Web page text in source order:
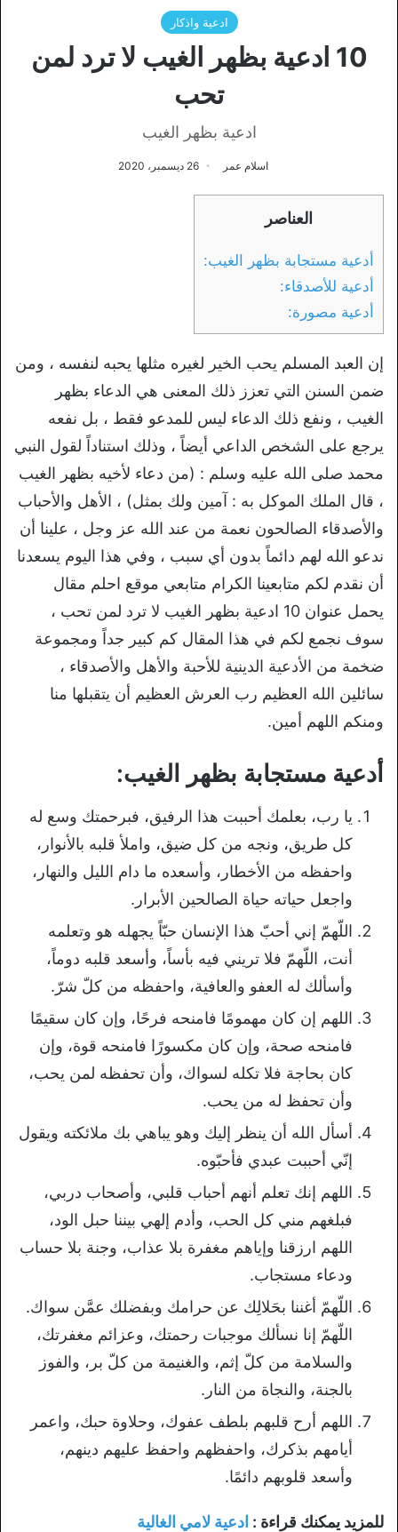
ادعية واذكار
10 ادعية بظهر الغيب لا ترد لمن
تحب
ادعية بظهر الغيب
اسلام عمر 26 ديسمبر، 2020
العناصر
أدعية مستجابة بظهر الغيب:
أدعية للأصدقاء:
أدعية مصورة:
إن العبد المسلم يحب الخير لغيره مثلها يحبه لنفسه ، ومن
ضمن السنن التي تعزز ذلك المعنى هي الدعاء بظهر
الغيب ، ونفع ذلك الدعاء ليس للمدعو فقط ، بل نفعه
يرجع على الشخص الداعي أيضاً ، وذلك استناداً لقول النبي
محمد صلى الله عليه وسلم : (من دعاء لأخيه بظهر الغيب
، قال الملك الموكل به : آمين ولك بمثل) ، الأهل والأحباب
والأصدقاء الصالحون نعمة من عند الله عز وجل ، علينا أن
ندعو الله لهم دائماً بدون أي سبب ، وفي هذا اليوم يسعدنا
أن نقدم لكم متابعينا الكرام متابعي موقع احلم مقال
يحمل عنوان 10 ادعية بظهر الغيب لا ترد لمن تحب ،
سوف نجمع لكم في هذا المقال كم كبير جداً ومجموعة
ضخمة من الأدعية الدينية للأحبة والأهل والأصدقاء ،
سائلين الله العظيم رب العرش العظيم أن يتقبلها منا
ومنكم اللهم أمين.
أدعية مستجابة بظهر الغيب:
يا رب، بعلمك أحببت هذا الرفيق، فبرحمتك وسع له
كل طريق، ونجه من كل ضيق، واملأ قلبه بالأنوار،
واحفظه من الأخطار، وأسعده ما دام الليل والنهار،
واجعل حياته حياة الصالحين الأبرار.
اللّهمّ إني أحبّ هذا الإنسان حبّاً يجهله هو وتعلمه
أنت، اللّهمّ فلا تريني فيه بأساً، وأسعد قلبه دوماً،
وأسألك له العفو والعافية، واحفظه من كلّ شرّ.
اللهم إن كان مهمومًا فامنحه فرحًا، وإن كان سقيمًا
فامنحه صحة، وإن كان مكسورًا فامنحه قوة، وإن
كان بحاجة فلا تكله لسواك، وأن تحفظه لمن يحب،
وأن تحفظ له من يحب.
أسأل الله أن ينظر إليك وهو يباهي بك ملائكته ويقول
إنّي أحببت عبدي فأحبّوه.
اللهم إنك تعلم أنهم أحباب قلبي، وأصحاب دربي،
فبلغهم مني كل الحب، وأدم إلهي بيننا حبل الود،
اللهم ارزقنا وإياهم مغفرة بلا عذاب، وجنة بلا حساب
ودعاء مستجاب.
اللّهمّ أغننا بحَلالِك عن حرامك وبفضلك عمَّن سواك.
اللّهمّ إنا نسألك موجبات رحمتك، وعزائم مغفرتك،
والسلامة من كلّ إثم، والغنيمة من كلّ بر، والفوز
بالجنة، والنجاة من النار.
اللهم أرح قلبهم بلطف عفوك، وحلاوة حبك، واعمر
أيامهم بذكرك، واحفظهم واحفظ عليهم دينهم،
وأسعد قلوبهم دائمًا.
للمزيد يمكنك قراءة : ادعية لامي الغالية